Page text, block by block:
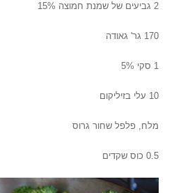
2 גביעים של שמנת חמוצה 15%
170 גר' גאודה
1 סקי 5%
10 עלי בזיליקום
מלח, פלפל שחור גרוס
0.5 כוס שקדים